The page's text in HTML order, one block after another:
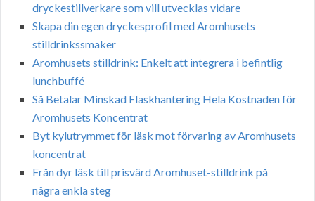
dryckestillverkare som vill utvecklas vidare
Skapa din egen dryckesprofil med Aromhusets
stilldrinkssmaker
Aromhusets stilldrink: Enkelt att integrera i befintlig
lunchbuffé
Så Betalar Minskad Flaskhantering Hela Kostnaden för
Aromhusets Koncentrat
Byt kylutrymmet för läsk mot förvaring av Aromhusets
koncentrat
Från dyr läsk till prisvärd Aromhuset-stilldrink på
några enkla steg